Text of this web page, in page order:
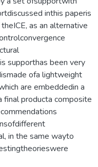
inthis paperis
as an alternative
supporthas been very
ofa lightweight
are embeddedin a
final producta composite
in the same wayto